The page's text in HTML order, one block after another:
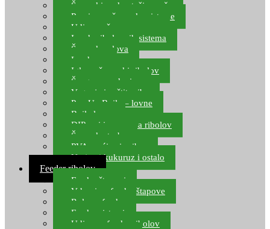
Šaranski podmetači, mreže
Pernice za šaranske sisteme
Udice za šarana, amura
Izrada ribolovnih sistema
Šaranska olova
Leadcore
Igle za šaranski ribolov
Špage, upredenice
Vaganje i zaštita ribe
Pop Up Boile – lovne
Boile lovne
DIP-ovi i arome za ribolov
Šaranske torbe
PVA vrećice i pribor
Umjetni kukuruz i ostalo
Feeder ribolov
Feeder štapovi
Vrhovi za feeder štapove
Role za feeder
Feeder sistemi
Udice za feeder ribolov